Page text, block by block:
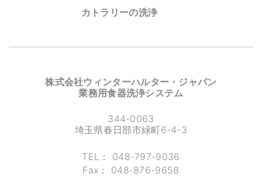
カトラリーの洗浄
株式会社ウィンターハルター・ジャパン
業務用食器洗浄システム
344-0063
埼玉県春日部市緑町6-4-3
TEL： 048-797-9036
Fax： 048-876-9658